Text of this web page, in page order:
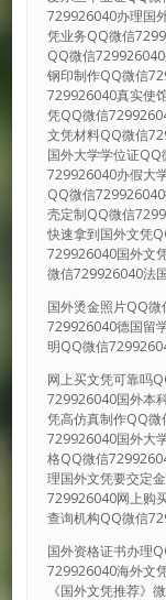
729926040办理国
凭业务QQ微信
QQ微信
钢印制作QQ微信
729926040真实使
凭QQ微信
文凭材料QQ微信
国外大学学位证
729926040办假大
QQ微信
壳定制QQ微信
快速拿到国外文凭
729926040国外文
微信729926040法
国外烫金照片QQ
729926040德国留
明QQ微信
网上买文凭可靠吗
729926040国外本
凭高仿真制作QQ
729926040国外大
格QQ微信
理国外文凭要交定
729926040网上购
查询机构QQ微信
国外资格证书办理
729926040海外文
《国外文凭推荐》